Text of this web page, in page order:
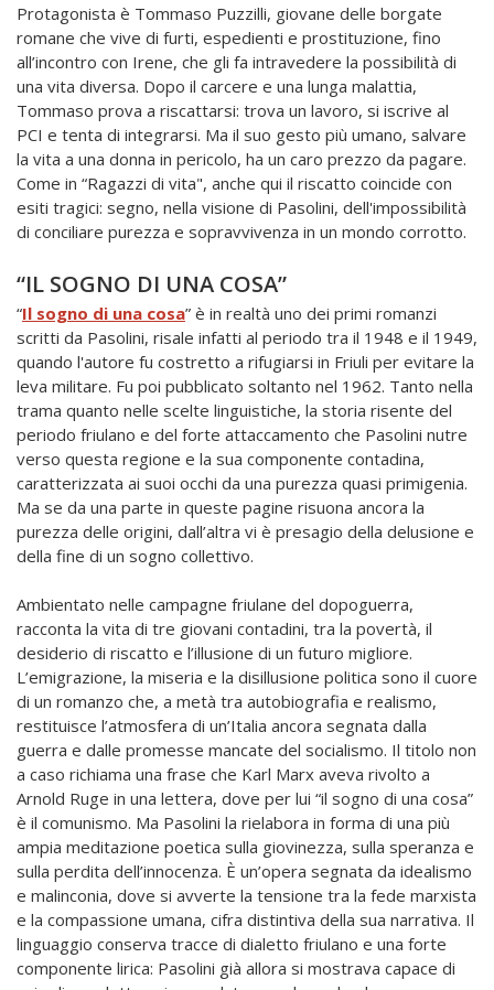
Protagonista è Tommaso Puzzilli, giovane delle borgate
romane che vive di furti, espedienti e prostituzione, fino
all’incontro con Irene, che gli fa intravedere la possibilità di
una vita diversa. Dopo il carcere e una lunga malattia,
Tommaso prova a riscattarsi: trova un lavoro, si iscrive al
PCI e tenta di integrarsi. Ma il suo gesto più umano, salvare
la vita a una donna in pericolo, ha un caro prezzo da pagare.
Come in “Ragazzi di vita", anche qui il riscatto coincide con
esiti tragici: segno, nella visione di Pasolini, dell'impossibilità
di conciliare purezza e sopravvivenza in un mondo corrotto.
“IL SOGNO DI UNA COSA”
“Il sogno di una cosa” è in realtà uno dei primi romanzi
scritti da Pasolini, risale infatti al periodo tra il 1948 e il 1949,
quando l'autore fu costretto a rifugiarsi in Friuli per evitare la
leva militare. Fu poi pubblicato soltanto nel 1962. Tanto nella
trama quanto nelle scelte linguistiche, la storia risente del
periodo friulano e del forte attaccamento che Pasolini nutre
verso questa regione e la sua componente contadina,
caratterizzata ai suoi occhi da una purezza quasi primigenia.
Ma se da una parte in queste pagine risuona ancora la
purezza delle origini, dall’altra vi è presagio della delusione e
della fine di un sogno collettivo.
Ambientato nelle campagne friulane del dopoguerra,
racconta la vita di tre giovani contadini, tra la povertà, il
desiderio di riscatto e l’illusione di un futuro migliore.
L’emigrazione, la miseria e la disillusione politica sono il cuore
di un romanzo che, a metà tra autobiografia e realismo,
restituisce l’atmosfera di un’Italia ancora segnata dalla
guerra e dalle promesse mancate del socialismo. Il titolo non
a caso richiama una frase che Karl Marx aveva rivolto a
Arnold Ruge in una lettera, dove per lui “il sogno di una cosa”
è il comunismo. Ma Pasolini la rielabora in forma di una più
ampia meditazione poetica sulla giovinezza, sulla speranza e
sulla perdita dell’innocenza. È un’opera segnata da idealismo
e malinconia, dove si avverte la tensione tra la fede marxista
e la compassione umana, cifra distintiva della sua narrativa. Il
linguaggio conserva tracce di dialetto friulano e una forte
componente lirica: Pasolini già allora si mostrava capace di